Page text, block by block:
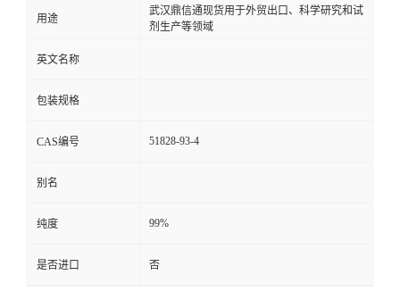
用途
武汉鼎信通现货用于外贸出口、科学研究和试
剂生产等领域
英文名称
包装规格
CAS编号 51828-93-4
别名
纯度 99%
是否进口 否